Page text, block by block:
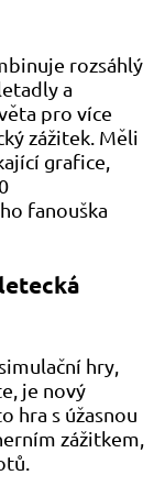
rozsáhlý
a
pro více
zážitek. Měli
grafice,
fanouška
hry,
je nový
hra s úžasnou
zážitkem,